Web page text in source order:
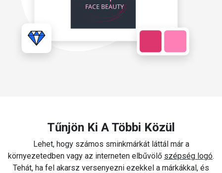
Tűnjön Ki A Többi Közül
Lehet, hogy számos sminkmárkát láttál már a
környezetedben vagy az interneten elbűvölő szépség logó.
Tehát, ha fel akarsz versenyezni ezekkel a márkákkal, és